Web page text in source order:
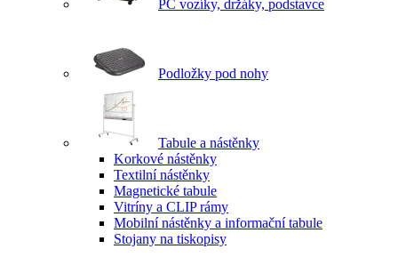
PC vozíky, držáky, podstavce
Podložky pod nohy
Tabule a nástěnky
Korkové nástěnky
Textilní nástěnky
Magnetické tabule
Vitríny a CLIP rámy
Mobilní nástěnky a informační tabule
Stojany na tiskopisy